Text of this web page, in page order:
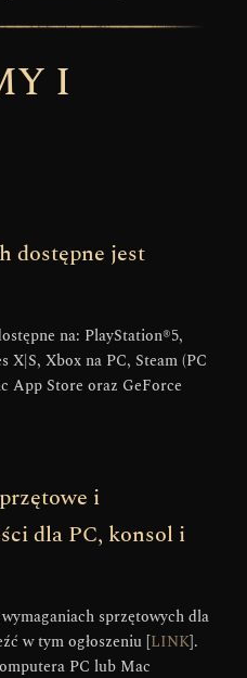
I
dostępne jest
na: PlayStation®5,
X|S, Xbox na PC, Steam (PC
App Store oraz GeForce
i
dla PC, konsol i
sprzętowych dla
w tym ogłoszeniu [LINK].
PC lub Mac